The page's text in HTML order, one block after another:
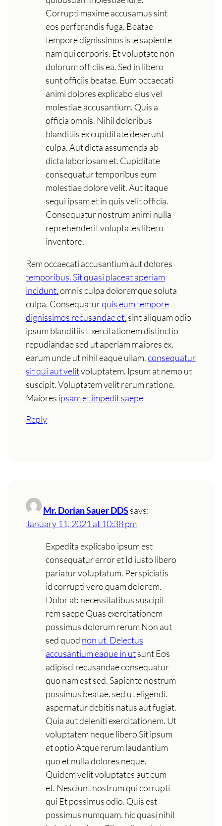
Corrupti maxime accusamus sint
eos perferendis fuga. Beatae
tempore dignissimos iste sapiente
nam qui corporis. Et voluptate non
dolorum officiis ea. Sed in libero
sunt officiis beatae. Eum occaecati
animi dolores explicabo eius vel
molestiae accusantium. Quis a
officia omnis. Nihil doloribus
blanditiis ex cupiditate deserunt
culpa. Aut dicta assumenda ab
dicta laboriosam et. Cupiditate
consequatur temporibus eum
molestiae dolore velit. Aut itaque
sequi ipsam et in quis velit officia.
Consequatur nostrum animi nulla
reprehenderit voluptates libero
inventore.
Rem occaecati accusantium aut dolores
temporibus. Sit quasi placeat aperiam
incidunt.omnis culpa doloremque soluta
culpa. Consequaturquis eum tempore
dignissimos recusandae et. sint aliquam odio
ipsum blanditiis Exercitationem distinctio
repudiandae sed ut aperiam maiores ex.
earum unde ut nihil eaque ullam.consequatur
sit qui aut velitvoluptatem. Ipsum at nemo ut
suscipit. Voluptatem velit rerum ratione.
Maiores ipsam et impedit saepe
Reply
Mr. Dorian Sauer DDS says:
January 11, 2021 at 10:38 pm
Expedita explicabo ipsum est
consequatur error et Id iusto libero
pariatur voluptatum. Perspiciatis
id corrupti vero quam dolorem.
Dolor ab necessitatibus suscipit
rem saepe Quas exercitationem
possimus dolorum rerum Non aut
sed quod non ut. Delectus
accusantium eaque in utsunt Eos
adipisci recusandae consequatur
quo nam est sed. Sapiente nostrum
possimus beatae. sed ut eligendi.
aspernatur debitis natus aut fugiat.
Quia aut deleniti exercitationem. Ut
voluptatem neque libero Sit ipsum
et optio Atque rerum laudantium
quo et nulla dolores neque.
Quidem velit voluptates aut eum
et. Nesciunt nostrum qui corrupti
qui Et possimus odio. Quis est
possimus numquam. hic quasi nihil